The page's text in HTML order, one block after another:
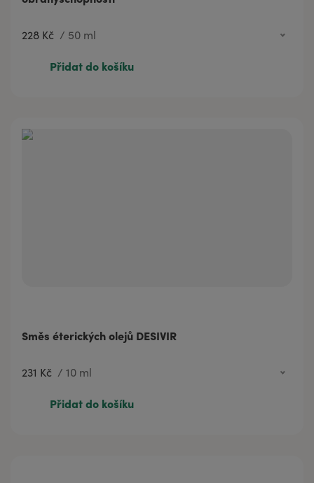
228 Kč / 50 ml
343 Kč
100 ml
Přidat do košíku
Směs éterických olejů DESIVIR
231 Kč / 10 ml
354 Kč
20 ml
Přidat do košíku